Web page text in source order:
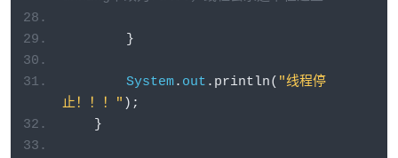
}
System. out . println( "线程停
止！！！" );
}